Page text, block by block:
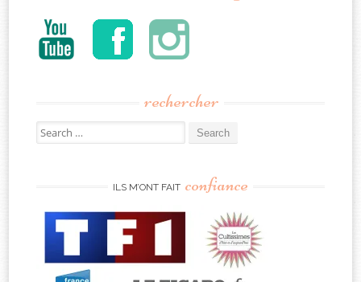
rechercher
Search
for:
ILS M’ONT FAIT confiance